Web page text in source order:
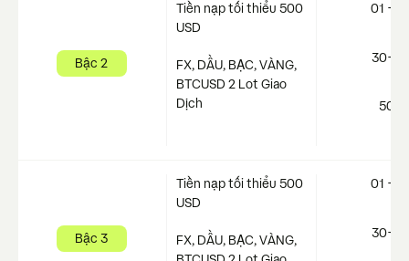
Bậc 2
Tiền nạp tối thiểu 500
USD
FX, DẦU, BẠC, VÀNG,
BTCUSD 2 Lot Giao
Dịch
01 -
30-49
50+
Bậc 3
Tiền nạp tối thiểu 500
USD
FX, DẦU, BẠC, VÀNG,
01 -
30-49